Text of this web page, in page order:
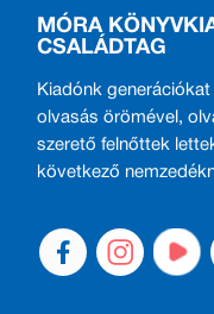
MÓRA
CSALÁDTAG
Kiadónk
olvasás örömével,
szerető felnőttek
következő